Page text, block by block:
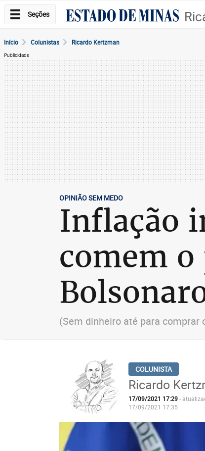
Seções
Início Colunistas Ricardo Kertzman
Publicidade
OPINIÃO SEM MEDO
Inflação
comem
(Sem dinheiro até para comprar
Ricardo
17/09/2021 17:29-
17/09/2021 17:35